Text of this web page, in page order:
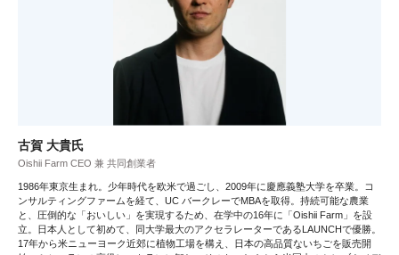
古賀 大貴氏
Oishii Farm CEO 兼 共同創業者
1986年東京生まれ。少年時代を欧米で過ごし、2009年に慶應義塾大学を卒業。コ
ンサルティングファームを経て、UC バークレーでMBAを取得。持続可能な農業
と、圧倒的な「おいしい」を実現するため、在学中の16年に「Oishii Farm」を設
立。日本人として初めて、同大学最大のアクセラレーターであるLAUNCHで優勝。
17年から米ニューヨーク近郊に植物工場を構え、日本の高品質ないちごを販売開